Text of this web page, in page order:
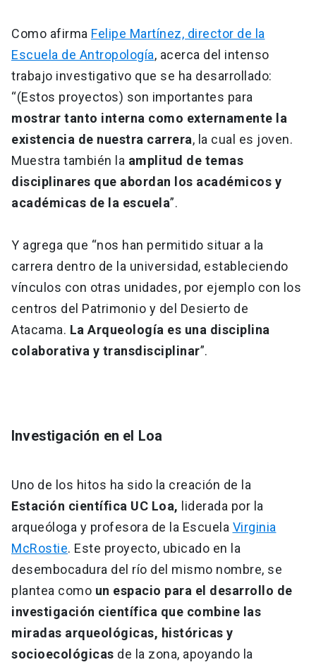
Como afirma Felipe Martínez, director de la
Escuela de Antropología, acerca del intenso
trabajo investigativo que se ha desarrollado:
“(Estos proyectos) son importantes para
mostrar tanto interna como externamente la
existencia de nuestra carrera, la cual es joven.
Muestra también la amplitud de temas
disciplinares que abordan los académicos y
académicas de la escuela”.
Y agrega que “nos han permitido situar a la
carrera dentro de la universidad, estableciendo
vínculos con otras unidades, por ejemplo con los
centros del Patrimonio y del Desierto de
Atacama. La Arqueología es una disciplina
colaborativa y transdisciplinar”.
Investigación en el Loa
Uno de los hitos ha sido la creación de la
Estación científica UC Loa, liderada por la
arqueóloga y profesora de la Escuela Virginia
McRostie. Este proyecto, ubicado en la
desembocadura del río del mismo nombre, se
plantea como un espacio para el desarrollo de
investigación científica que combine las
miradas arqueológicas, históricas y
socioecológicas de la zona, apoyando la